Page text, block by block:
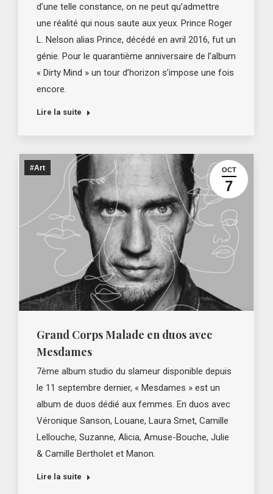
d’une telle constance, on ne peut qu’admettre
une réalité qui nous saute aux yeux. Prince Roger
L. Nelson alias Prince, décédé en avril 2016, fut un
génie. Pour le quarantième anniversaire de l’album
« Dirty Mind » un tour d’horizon s’impose une fois
encore.
Lire la suite
OCT
7
#Art
Grand Corps Malade en duos avec
Mesdames
7ème album studio du slameur disponible depuis
le 11 septembre dernier, « Mesdames » est un
album de duos dédié aux femmes. En duos avec
Véronique Sanson, Louane, Laura Smet, Camille
Lellouche, Suzanne, Alicia, Amuse-Bouche, Julie
& Camille Bertholet et Manon.
Lire la suite